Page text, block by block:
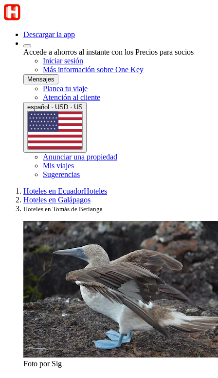
Descargar la app
Accede a ahorros al instante con los Precios para socios
Iniciar sesión
Más información sobre One Key
Mensajes
Planea tu viaje
Atención al cliente
español · USD · US
Anunciar una propiedad
Mis viajes
Sugerencias
Hoteles en EcuadorHoteles
Hoteles en Galápagos
Hoteles en Tomás de Berlanga
Foto por Sig